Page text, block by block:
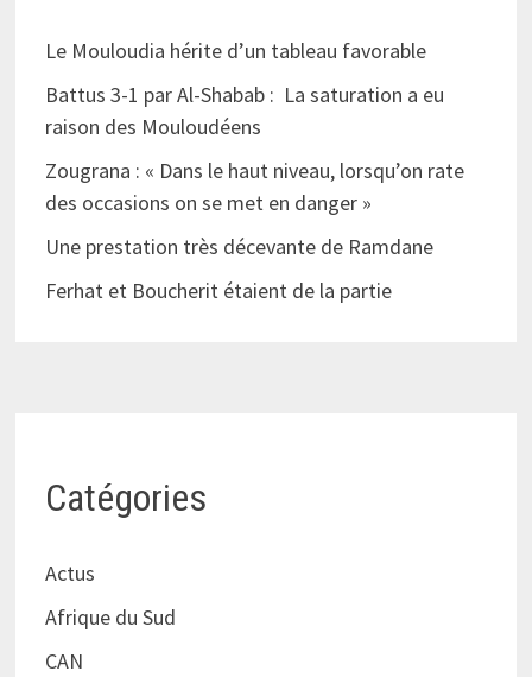
Le Mouloudia hérite d’un tableau favorable
Battus 3-1 par Al-Shabab : La saturation a eu
raison des Mouloudéens
Zougrana : « Dans le haut niveau, lorsqu’on rate
des occasions on se met en danger »
Une prestation très décevante de Ramdane
Ferhat et Boucherit étaient de la partie
Catégories
Actus
Afrique du Sud
CAN